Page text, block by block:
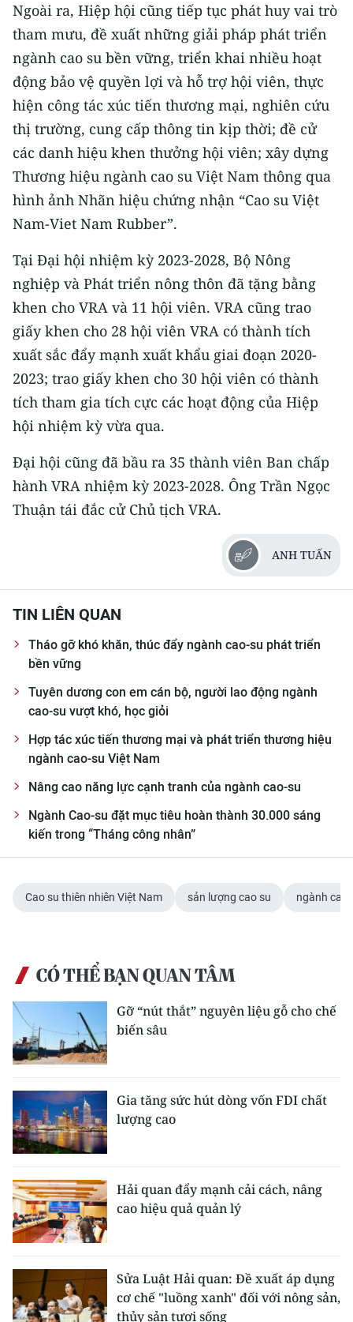
Đồng bằng sông Hồng
Bắc Trung Bộ
Duyên hải Nam Trung Bộ và Tây
Nguyên
Đông Nam Bộ
Đồng bằng sông Cửu Long
Chuyên trang Hà Nội
Chuyên trang TP. Hồ Chí Minh
CHUYÊN ĐỀ
CÁC CHUYÊN TRANG
VỀ BÁO NHÂN DÂN
THỜI NAY
NHÂN DÂN CUỐI TUẦN
NHÂN DÂN HẰNG THÁNG
ENGLISH
中文
FRANÇAIS
РУССКИЙ
한국어
Ngoài ra, Hiệp hội cũng tiếp tục phát huy vai trò
tham mưu, đề xuất những giải pháp phát triển
ngành cao su bền vững, triển khai nhiều hoạt
động bảo vệ quyền lợi và hỗ trợ hội viên, thực
hiện công tác xúc tiến thương mại, nghiên cứu
thị trường, cung cấp thông tin kịp thời; đề cử
các danh hiệu khen thưởng hội viên; xây dựng
Thương hiệu ngành cao su Việt Nam thông qua
hình ảnh Nhãn hiệu chứng nhận “Cao su Việt
Nam-Viet Nam Rubber”.
Tại Đại hội nhiệm kỳ 2023-2028, Bộ Nông
nghiệp và Phát triển nông thôn đã tặng bằng
khen cho VRA và 11 hội viên. VRA cũng trao
giấy khen cho 28 hội viên VRA có thành tích
xuất sắc đẩy mạnh xuất khẩu giai đoạn 2020-
2023; trao giấy khen cho 30 hội viên có thành
tích tham gia tích cực các hoạt động của Hiệp
hội nhiệm kỳ vừa qua.
Đại hội cũng đã bầu ra 35 thành viên Ban chấp
hành VRA nhiệm kỳ 2023-2028. Ông Trần Ngọc
Thuận tái đắc cử Chủ tịch VRA.
ANH TUẤN
TIN LIÊN QUAN
Tháo gỡ khó khăn, thúc đẩy ngành cao-su phát triển
bền vững
Tuyên dương con em cán bộ, người lao động ngành
cao-su vượt khó, học giỏi
Hợp tác xúc tiến thương mại và phát triển thương hiệu
ngành cao-su Việt Nam
Nâng cao năng lực cạnh tranh của ngành cao-su
Ngành Cao-su đặt mục tiêu hoàn thành 30.000 sáng
kiến trong “Tháng công nhân”
Cao su thiên nhiên Việt Nam sản lượng cao su ngành cao
CÓ THỂ BẠN QUAN TÂM
Gỡ “nút thắt” nguyên liệu gỗ cho chế
biến sâu
Gia tăng sức hút dòng vốn FDI chất
lượng cao
Hải quan đẩy mạnh cải cách, nâng
cao hiệu quả quản lý
Sửa Luật Hải quan: Đề xuất áp dụng
cơ chế "luồng xanh" đối với nông sản,
thủy sản tươi sống